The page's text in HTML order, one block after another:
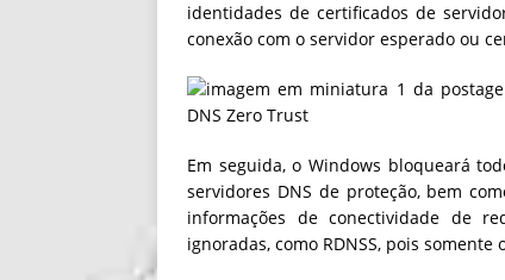
identidades de certificados de
conexão com o servidor esperado ou
Em seguida, o Windows bloqueará
servidores DNS de proteção, bem
informações de conectividade de
ignoradas, como RDNSS, pois